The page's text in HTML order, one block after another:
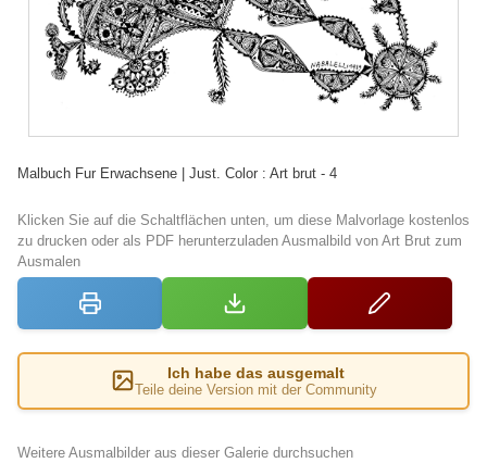
Malbuch Fur Erwachsene | Just. Color : Art brut - 4
Klicken Sie auf die Schaltflächen unten, um diese Malvorlage kostenlos
zu drucken oder als PDF herunterzuladen Ausmalbild von Art Brut zum
Ausmalen
Ich habe das ausgemalt
Teile deine Version mit der Community
Weitere Ausmalbilder aus dieser Galerie durchsuchen